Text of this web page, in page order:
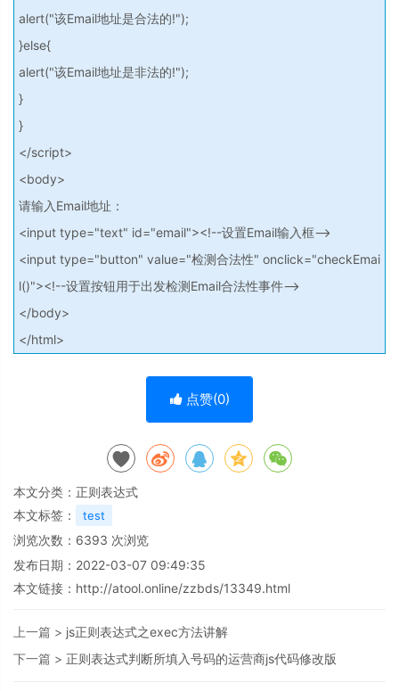
alert("该Email地址是合法的!");
}else{
alert("该Email地址是非法的!");
}
}
</script>
<body>
请输入Email地址：
<input type="text" id="email"><!--设置Email输入框-->
<input type="button" value="检测合法性" onclick="checkEmai
l()"><!--设置按钮用于出发检测Email合法性事件-->
</body>
</html>
点赞(0)
本文分类： 正则表达式
本文标签：
test
浏览次数： 6393 次浏览
发布日期：2022-03-07 09:49:35
本文链接： http://atool.online/zzbds/13349.html
上一篇 > js正则表达式之exec方法讲解
下一篇 > 正则表达式判断所填入号码的运营商js代码修改版